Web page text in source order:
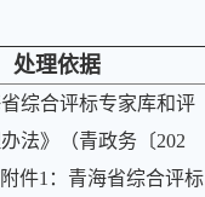
处理依据
综合评标专家库和评
法》（青政务〔202
件1：青海省综合评标